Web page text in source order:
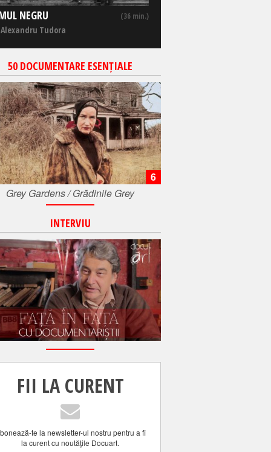
NEGRU (36 min.)
Tudora
50 DOCUMENTARE ESENȚIALE
Grey Gardens / Grădinile Grey
6
INTERVIU
FII LA CURENT
te la newsletter-ul nostru pentru a fi
la curent cu noutăţile Docuart.